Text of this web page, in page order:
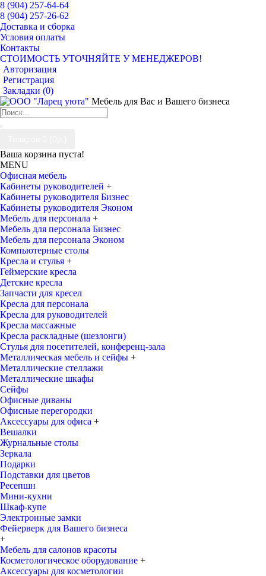
8 (904) 257-64-64
8 (904) 257-26-62
Доставка и сборка
Условия оплаты
Контакты
СТОИМОСТЬ УТОЧНЯЙТЕ У МЕНЕДЖЕРОВ!
Авторизация
Регистрация
Закладки (0)
Мебель для Вас и Вашего бизнеса
Ваша корзина пуста!
MENU
Офисная мебель
Кабинеты руководителей +
Кабинеты руководителя Бизнес
Кабинеты руководителя Эконом
Мебель для персонала +
Мебель для персонала Бизнес
Мебель для персонала Эконом
Компьютерные столы
Кресла и стулья +
Геймерские кресла
Детские кресла
Запчасти для кресел
Кресла для персонала
Кресла для руководителей
Кресла массажные
Кресла раскладные (шезлонги)
Стулья для посетителей, конференц-зала
Металлическая мебель и сейфы +
Металлические стеллажи
Металлические шкафы
Сейфы
Офисные диваны
Офисные перегородки
Аксессуары для офиса +
Вешалки
Журнальные столы
Зеркала
Подарки
Подставки для цветов
Ресепшн
Мини-кухни
Шкаф-купе
Электронные замки
Фейерверк для Вашего бизнеса
+
Мебель для салонов красоты
Косметологическое оборудование +
Аксессуары для косметологии